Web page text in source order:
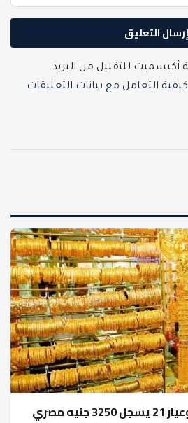
للتقليل من البريد
التعامل مع بيانات التعليقات
مصري